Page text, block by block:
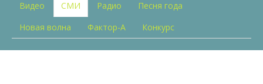
Видео СМИ Радио
Песня года
Новая волна
Фактор-А Конкурс